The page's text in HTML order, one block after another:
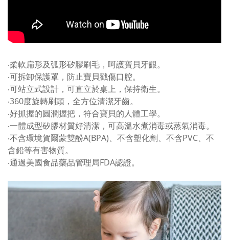
‧柔軟扁形及弧形矽膠刷毛，呵護寶貝牙齦。
‧可拆卸保護罩，防止寶貝戳傷口腔。
‧可站立式設計，可直立於桌上，保持衛生。
‧360度旋轉刷頭，全方位清潔牙齒。
‧好抓握的圓潤握把，符合寶貝的人體工學。
‧一體成型矽膠材質好清潔，可高溫水煮消毒或蒸氣消毒。
‧不含環境賀爾蒙雙酚A(BPA)、不含塑化劑、不含PVC、不
含鉛等有害物質。
‧通過美國食品藥品管理局FDA認證。